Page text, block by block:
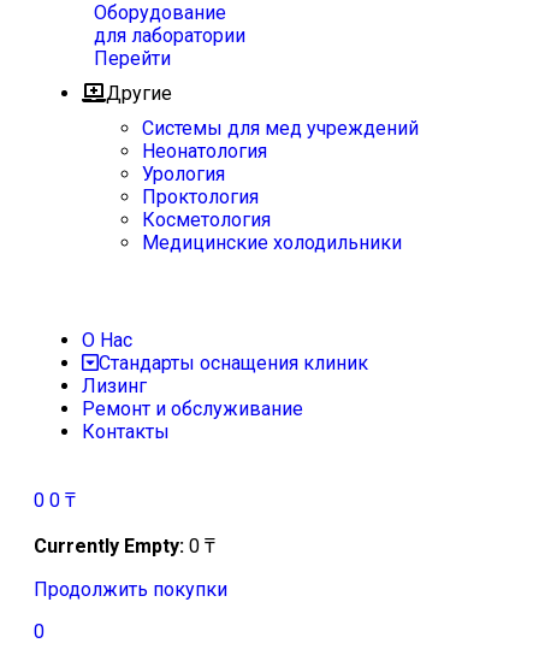
Оборудование
для лаборатории
Перейти
Другие
Системы для мед учреждений
Неонатология
Урология
Проктология
Косметология
Медицинские холодильники
О Нас
Стандарты оснащения клиник
Лизинг
Ремонт и обслуживание
Контакты
0 0 ₸
Currently Empty: 0 ₸
Продолжить покупки
0